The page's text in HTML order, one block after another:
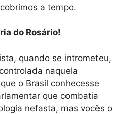
a tempo.
do Rosário!
quando se intrometeu,
naquela
o Brasil conhecesse
que combatia
nefasta, mas vocês o